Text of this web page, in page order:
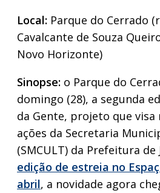
Local: Parque do Cerrado
Cavalcante de Souza
Novo Horizonte)
Sinopse: o Parque do
domingo (28), a segunda
da Gente, projeto que visa
ações da Secretaria
(SMCULT) da Prefeitura de
edição de estreia no
abril, a novidade agora